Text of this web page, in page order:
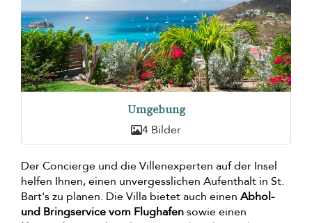
Umgebung
4 Bilder
Der Concierge und die Villenexperten auf der Insel
helfen Ihnen, einen unvergesslichen Aufenthalt in St.
Bart's zu planen. Die Villa bietet auch einen Abhol-
und Bringservice vom Flughafensowie einen